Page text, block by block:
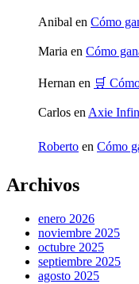
Anibal en Cómo
Maria en Cómo
Hernan en 🛒
Carlos en Axie
Roberto en Cómo
Archivos
enero 2026
noviembre 2025
octubre 2025
septiembre 2025
agosto 2025